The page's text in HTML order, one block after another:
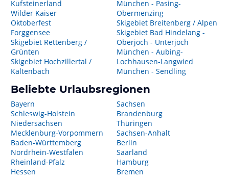
Kufsteinerland
Wilder Kaiser
Oktoberfest
Forggensee
Skigebiet Rettenberg /
Grünten
Skigebiet Hochzillertal /
Kaltenbach
München - Pasing-
Obermenzing
Skigebiet Breitenberg / Alpen
Skigebiet Bad Hindelang -
Oberjoch - Unterjoch
München - Aubing-
Lochhausen-Langwied
München - Sendling
Beliebte Urlaubsregionen
Bayern
Schleswig-Holstein
Niedersachsen
Mecklenburg-Vorpommern
Baden-Württemberg
Nordrhein-Westfalen
Rheinland-Pfalz
Hessen
Sachsen
Brandenburg
Thüringen
Sachsen-Anhalt
Berlin
Saarland
Hamburg
Bremen